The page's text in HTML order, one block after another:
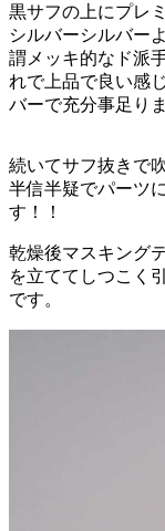
黒サフの上にプレ
シルバーシルバー
謂メッキ的なド派
れで上品で良い感
バーで充分事足りま
続いてサフ抜きで
半信半疑でパーツ
す！！
乾燥後マスキング
を立ててしつこく
です。